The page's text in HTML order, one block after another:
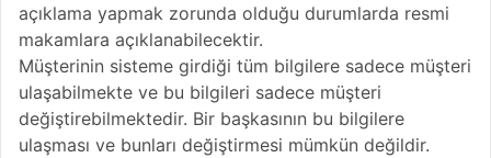
açıklama yapmak zorunda olduğu durumlarda resmi
makamlara açıklanabilecektir.
Müşterinin sisteme girdiği tüm bilgilere sadece müşteri
ulaşabilmekte ve bu bilgileri sadece müşteri
değiştirebilmektedir. Bir başkasının bu bilgilere
ulaşması ve bunları değiştirmesi mümkün değildir.